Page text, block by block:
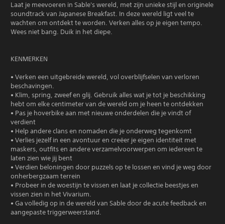
Laat je meevoeren in Sable's wereld, met zijn unieke stijl en originele
soundtrack van Japanese Breakfast. In deze wereld ligt veel te
wachten om ontdekt te worden. Verken alles op je eigen tempo.
Wees niet bang. Duik in het diepe.
KENMERKEN
• Verken een uitgebreide wereld, vol overblijfselen van verloren
beschavingen.
• Klim, spring, zweef en glij. Gebruik alles wat je tot je beschikking
hebt om elke centimeter van de wereld om je heen te ontdekken
• Pas je hoverbike aan met nieuwe onderdelen die je vindt of
verdient
• Help andere clans en nomaden die je onderweg tegenkomt
• Verlies jezelf in een avontuur en creëer je eigen identiteit met
maskers, outfits en andere verzamelvoorwerpen om iedereen te
laten zien wie jij bent
• Verdien beloningen door puzzels op te lossen en vind je weg door
onherbergzaam terrein
• Probeer in de woestijn te vissen en laat je collectie beestjes en
vissen zien in het Vivarium.
• Ga volledig op in de wereld van Sable door de acute feedback en
aangepaste triggerweerstand.